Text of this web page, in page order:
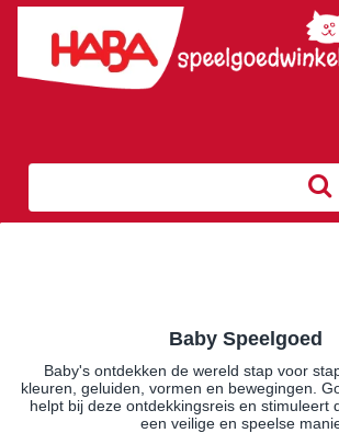
Baby Speelgoed
Baby's ontdekken de wereld stap voor
kleuren, geluiden, vormen en bewegingen.
helpt bij deze ontdekkingsreis en stimuleert
een veilige en speelse